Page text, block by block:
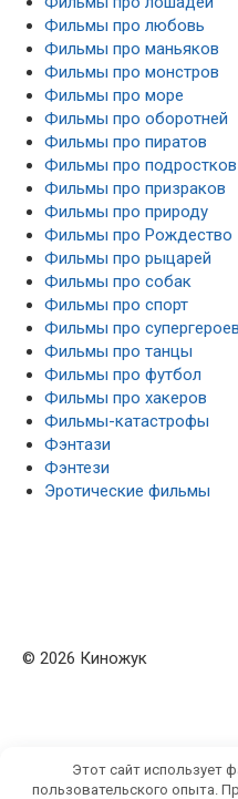
Фильмы про любовь
Фильмы про маньяков
Фильмы про монстров
Фильмы про море
Фильмы про оборотней
Фильмы про пиратов
Фильмы про подростков
Фильмы про призраков
Фильмы про природу
Фильмы про Рождество
Фильмы про рыцарей
Фильмы про собак
Фильмы про спорт
Фильмы про супергероев
Фильмы про танцы
Фильмы про футбол
Фильмы про хакеров
Фильмы-катастрофы
Фэнтази
Фэнтези
Эротические фильмы
© 2026 Киножук
Этот сайт использует
пользовательского опыта.